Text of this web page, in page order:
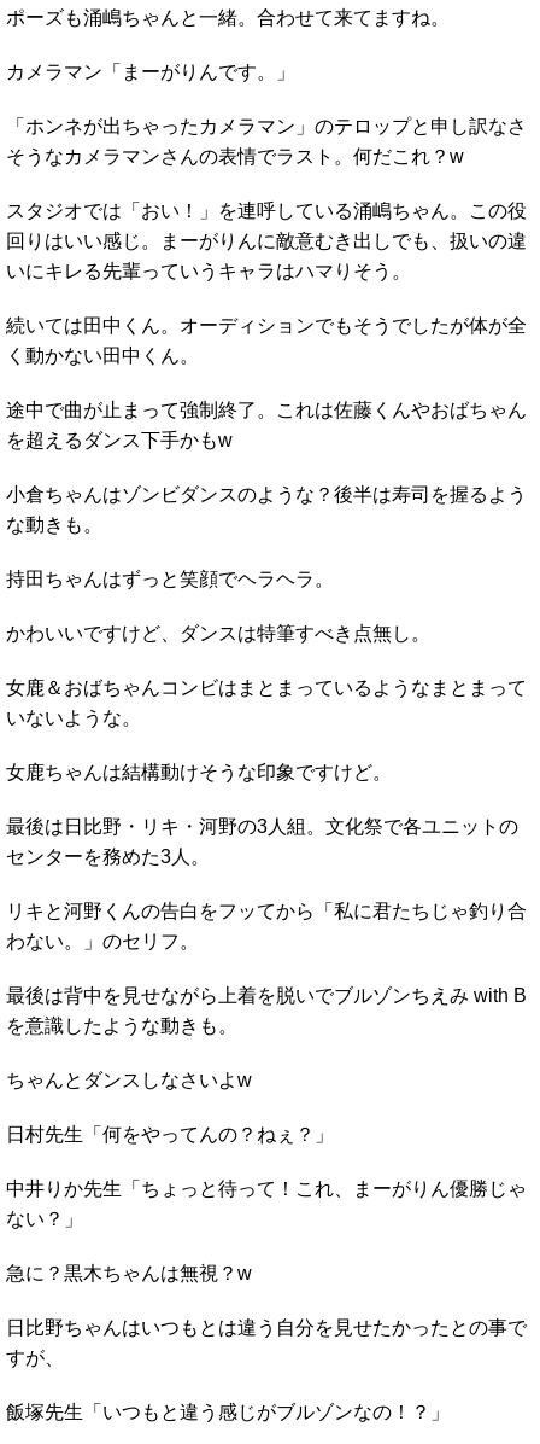
ポーズも涌嶋ちゃんと一緒。合わせて来てますね。
カメラマン「まーがりんです。」
「ホンネが出ちゃったカメラマン」のテロップと申し訳なさ
そうなカメラマンさんの表情でラスト。何だこれ？w
スタジオでは「おい！」を連呼している涌嶋ちゃん。この役
回りはいい感じ。まーがりんに敵意むき出しでも、扱いの違
いにキレる先輩っていうキャラはハマりそう。
続いては田中くん。オーディションでもそうでしたが体が全
く動かない田中くん。
途中で曲が止まって強制終了。これは佐藤くんやおばちゃん
を超えるダンス下手かもw
小倉ちゃんはゾンビダンスのような？後半は寿司を握るよう
な動きも。
持田ちゃんはずっと笑顔でヘラヘラ。
かわいいですけど、ダンスは特筆すべき点無し。
女鹿＆おばちゃんコンビはまとまっているようなまとまって
いないような。
女鹿ちゃんは結構動けそうな印象ですけど。
最後は日比野・リキ・河野の3人組。文化祭で各ユニットの
センターを務めた3人。
リキと河野くんの告白をフッてから「私に君たちじゃ釣り合
わない。」のセリフ。
最後は背中を見せながら上着を脱いでブルゾンちえみ with B
を意識したような動きも。
ちゃんとダンスしなさいよw
日村先生「何をやってんの？ねぇ？」
中井りか先生「ちょっと待って！これ、まーがりん優勝じゃ
ない？」
急に？黒木ちゃんは無視？w
日比野ちゃんはいつもとは違う自分を見せたかったとの事で
すが、
飯塚先生「いつもと違う感じがブルゾンなの！？」